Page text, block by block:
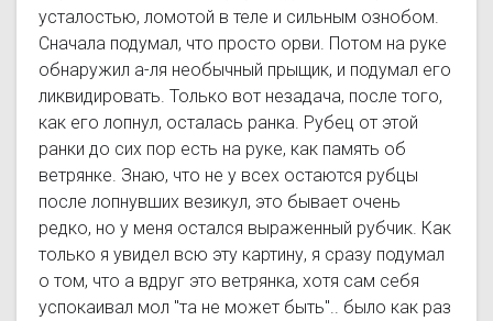
усталостью, ломотой в теле и сильным ознобом.
Сначала подумал, что просто орви. Потом на руке
обнаружил а-ля необычный прыщик, и подумал его
ликвидировать. Только вот незадача, после того,
как его лопнул, осталась ранка. Рубец от этой
ранки до сих пор есть на руке, как память об
ветрянке. Знаю, что не у всех остаются рубцы
после лопнувших везикул, это бывает очень
редко, но у меня остался выраженный рубчик. Как
только я увидел всю эту картину, я сразу подумал
о том, что а вдруг это ветрянка, хотя сам себя
успокаивал мол "та не может быть".. было как раз